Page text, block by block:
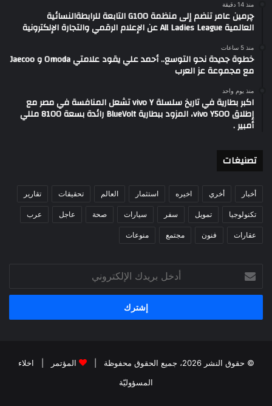
منذ 14 دقيقة
چرمين عامر تنضم إلى منظمة G100 التابعة للرابطةالنسائية
العالمية All Ladies League عن الإعلام الرقمي والتجارة الإلكترونية
منذ 5 ساعات
خطوة جديدة نحو التوسع.. أحمد علي يقود علامتي Omoda و Jaecoo
مع مجموعة عز العرب
منذ يوم واحد
اكبر بطارية في تاريخ سلسلة vivo Y تشعل المنافسة في مصر مع
إطلاق vivo Y500، المزود ببطارية BlueVolt رائدة بسعة 8100 مللي
أمبير .
تصنيغات
أخبار أخري اخيره استثمار العالم تحقيقات تقارير
تكنولوجيا تمويل سفر سيارات صحة عاجل عرب
عقارات فنون مجتمع منوعات
بريدك
الإلكتروني
© حقوق النشر 2026، جميع الحقوق محفوظة | المؤتمر
اخلاء
المسؤوليّة